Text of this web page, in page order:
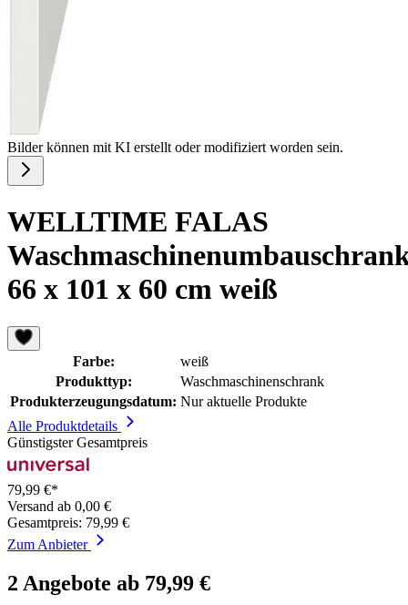
Bilder können mit KI erstellt oder modifiziert worden sein.
WELLTIME FALAS
66 x 101 x 60 cm weiß
Farbe:
weiß
Produkttyp:
Waschmaschinenschrank
Produkterzeugungsdatum: Nur aktuelle Produkte
Alle Produktdetails
Günstigster Gesamtpreis
79,99 €*
Versand ab 0,00 €
Gesamtpreis: 79,99 €
Zum Anbieter
2 Angebote ab 79,99 €